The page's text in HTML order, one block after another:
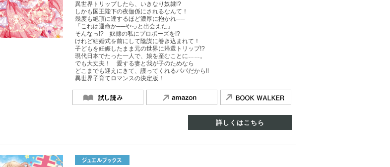
異世界トリップしたら、いきなり奴隷!?
しかも国王陛下の夜伽係にされるなんて！
幾度も絶頂に達するほど濃厚に抱かれ──
「これは運命か──やっと出会えた」
そんなっ!? 奴隷の私にプロポーズを!?
けれど結婚式を前にして陰謀に巻き込まれて！
子どもを妊娠したまま元の世界に帰還トリップ!?
現代日本でたった一人で、娘を産むことに……。
でも大丈夫！ 愛する妻と我が子のためなら
どこまでも迎えにきて、護ってくれるパパだから!!
異世界子育てロマンスの決定版！
詳しくはこちら